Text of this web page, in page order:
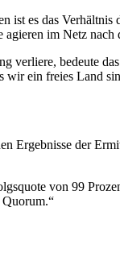
es das
im Netz
verliere, bedeute
wir ein freies Land
Ergebnisse der
von 99
Quorum.“